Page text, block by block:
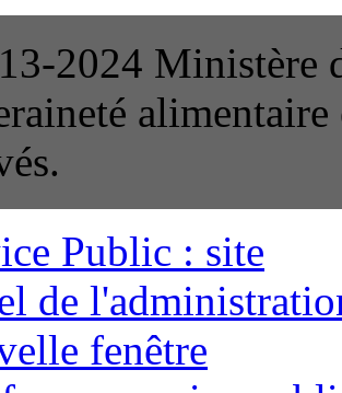
2024 Ministère